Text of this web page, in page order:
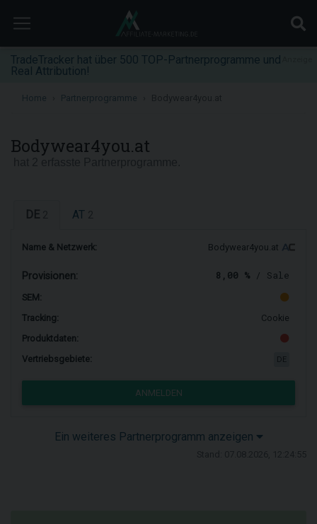
TradeTracker hat über 500 TOP-Partnerprogramme und
Real Attribution!
Home Partnerprogramme
Bodywear4you.at
DE AT
Name & Netzwerk: Bodywear4you.at
Provisionen: 8,00 % / Sale
SEM:
Tracking:
Cookie
Produktdaten:
Vertriebsgebiete:
ANMELDEN
Ein weiteres Partnerprogramm anzeigen